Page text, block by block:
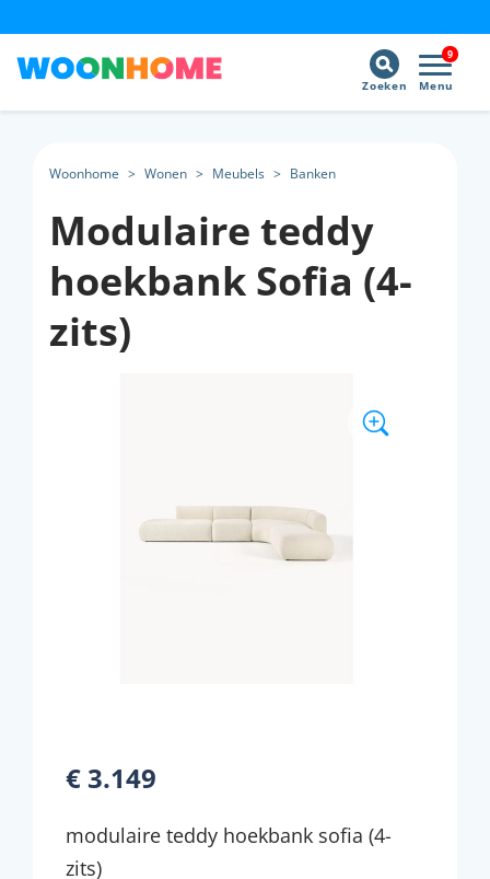
9
Menu
Zoeken
Woonhome > Wonen > Meubels > Banken
Modulaire teddy
hoekbank Sofia (4-
zits)
€ 3.149
modulaire teddy hoekbank sofia (4-
zits)